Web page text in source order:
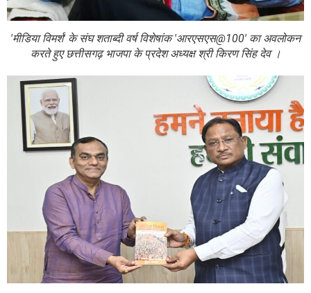
'मीडिया विमर्श' के संघ शताब्दी वर्ष विशेषांक 'आरएसएस@100' का अवलोकन
करते हुए छत्तीसगढ़ भाजपा के प्रदेश अध्यक्ष श्री किरण सिंह देव ।